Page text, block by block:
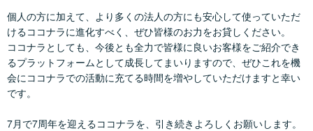
個人の方に加えて、より多くの法人の方にも安心して使っていただ
けるココナラに進化すべく、ぜひ皆様のお力をお貸しください。
ココナラとしても、今後とも全力で皆様に良いお客様をご紹介でき
るプラットフォームとして成長してまいりますので、ぜひこれを機
会にココナラでの活動に充てる時間を増やしていただけますと幸い
です。
7月で7周年を迎えるココナラを、引き続きよろしくお願いします。